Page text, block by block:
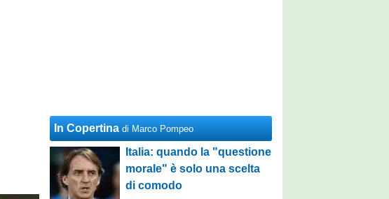
In Copertina di Marco Pompeo
Italia: quando la "questione
morale" è solo una scelta
di comodo